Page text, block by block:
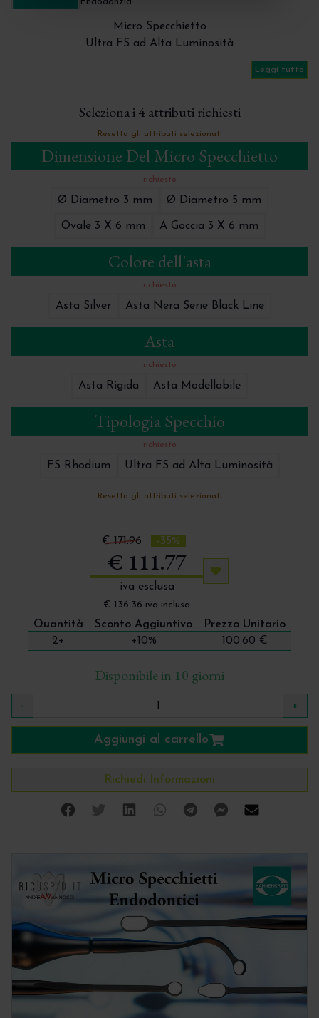
Micro Specchietto
Ultra FS ad Alta Luminosità
Ovale 3 x 6 mm
A Goccia 3 x 6 mm
Leggi tutto
Seleziona i 4 attributi richiesti
Resetta gli attributi selezionati
Dimensione Del Micro Specchietto
richiesto
Ø Diametro 3 mm Ø Diametro 5 mm
Ovale 3 X 6 mm A Goccia 3 X 6 mm
Colore dell'asta
richiesto
Asta Silver Asta Nera Serie Black Line
Asta
richiesto
Asta Rigida Asta Modellabile
Tipologia Specchio
richiesto
FS Rhodium Ultra FS ad Alta Luminosità
Resetta gli attributi selezionati
€ 171.96 -35%
€ 111.77
iva esclusa
€ 136.36 iva inclusa
Aggiungi ai preferiti
Quantità Sconto Aggiuntivo
Prezzo Unitario
2+
+10% 100.60 €
Disponibile in 10 giorni
- +
Aggiungi al carrello
Richiedi Informazioni
Facebook
TwitterLinkedinWhatsappTelegramFacebook